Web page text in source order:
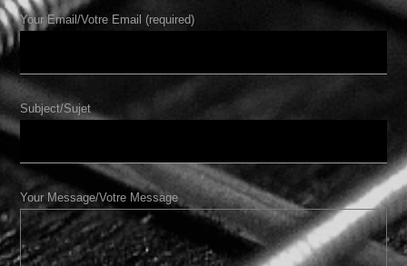
Your Email/Votre Email (required)
Subject/Sujet
Your Message/Votre Message